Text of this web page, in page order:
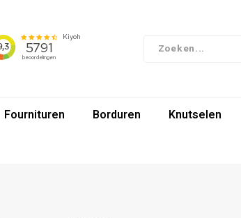
Fournituren Borduren Knutselen